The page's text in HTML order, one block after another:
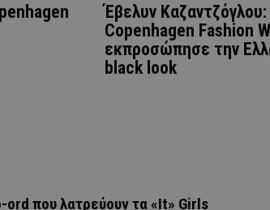
Έβελυν
Copenhagen Fashion
εκπροσώπησε την
black look
που λατρεύουν τα «It» Girls